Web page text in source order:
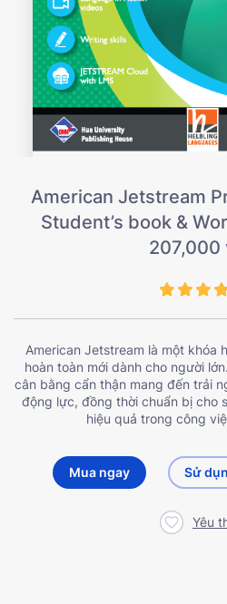
American Jetstream
Student’s book &
207,000
American Jetstream là một khóa
hoàn toàn mới dành cho người
cân bằng cẩn thận mang đến trải
động lực, đồng thời chuẩn bị cho
hiệu quả trong công
Mua ngay Sử
Yêu